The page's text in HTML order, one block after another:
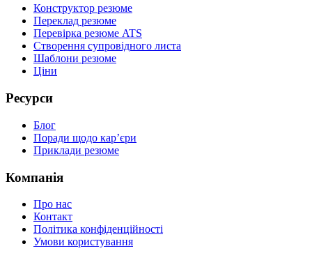
Конструктор резюме
Переклад резюме
Перевірка резюме ATS
Створення супровідного листа
Шаблони резюме
Ціни
Ресурси
Блог
Поради щодо кар’єри
Приклади резюме
Компанія
Про нас
Контакт
Політика конфіденційності
Умови користування